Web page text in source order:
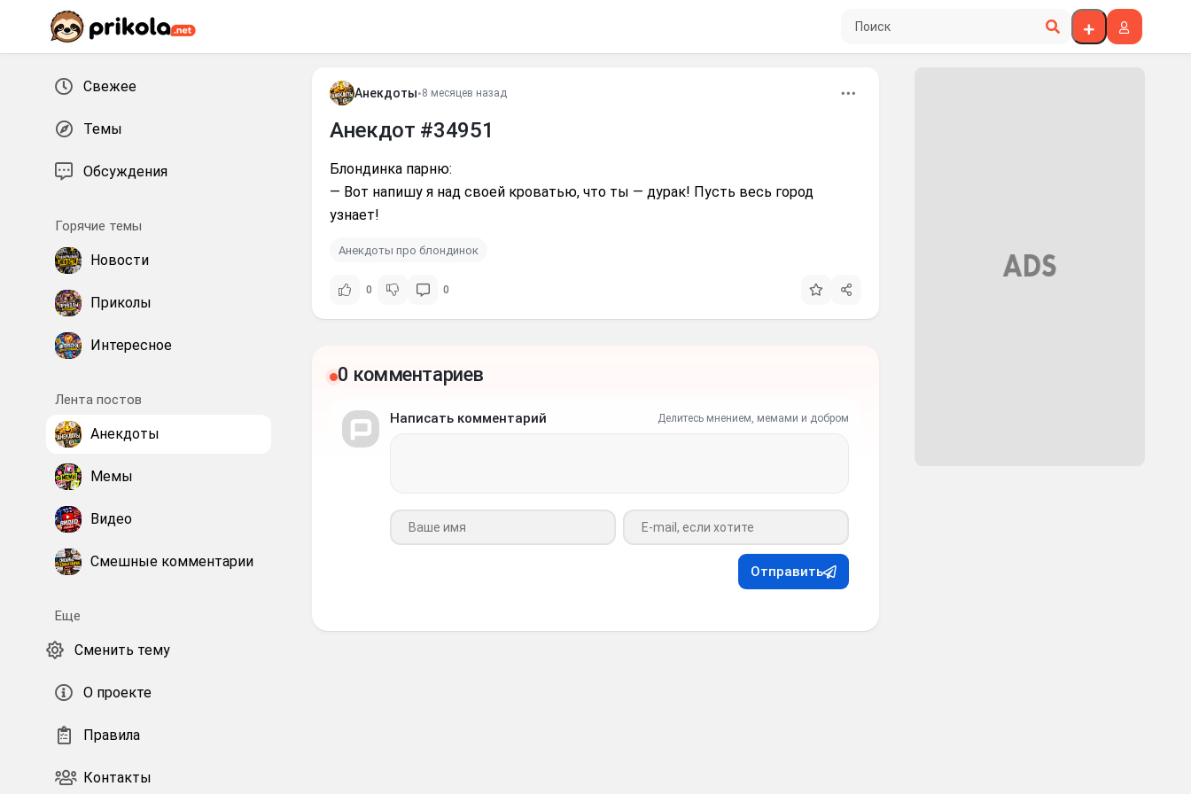
Перейти к контенту
Поиск по сайту
Свежее
Темы
Обсуждения
Горячие темы
Новости
Приколы
Интересное
Лента постов
Анекдоты
Мемы
Видео
Смешные комментарии
Еще
Сменить тему
О проекте
Правила
Контакты
Анекдоты•8 месяцев назад
Анекдот #34951
Блондинка парню:
— Вот напишу я над своей кроватью, что ты — дурак! Пусть весь город
узнает!
Анекдоты про блондинок
0 0
0 комментариев
Написать комментарий Делитесь мнением, мемами и добром
Ваше имя Ваш e-mail
Отправить